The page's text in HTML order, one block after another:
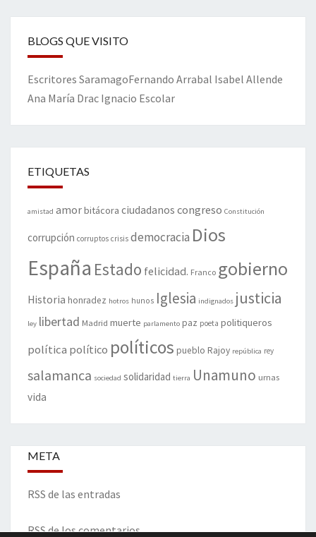
BLOGS QUE VISITO
Escritores SaramagoFernando Arrabal Isabel Allende
Ana María Drac Ignacio Escolar
ETIQUETAS
amistad amorbitácora ciudadanos congreso Constitución
corrupción corruptos crisis democracia Dios
España Estado felicidad. Franco gobierno
Historia honradez hotros hunos Iglesia indignados justicia
ley libertad Madrid muerte parlamento paz poeta politiqueros
política político políticos pueblo Rajoy república rey
salamanca sociedad solidaridad tierra Unamuno urnas
vida
META
RSS de las entradas
RSS de los comentarios